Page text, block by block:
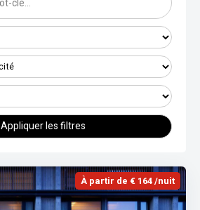
Appliquer les filtres
À partir de € 164 /nuit